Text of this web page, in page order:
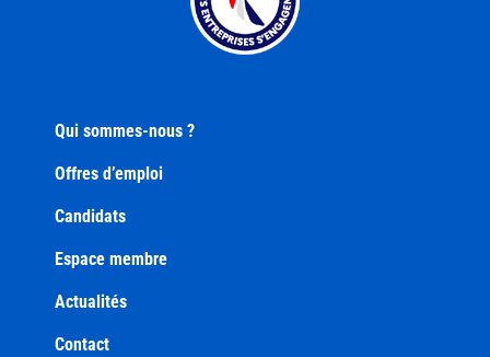
Qui sommes-nous ?
Offres d’emploi
Candidats
Espace membre
Actualités
Contact